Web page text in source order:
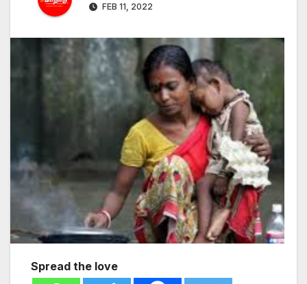
FEB 11, 2022
Spread the love